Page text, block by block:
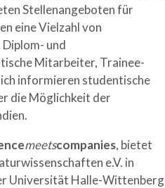
Stellenangeboten für
eine Vielzahl von
und
Mitarbeiter, Trainee-
informieren studentische
die Möglichkeit der
meetscompanies, bietet
e.V. in
Universität Halle-Wittenberg